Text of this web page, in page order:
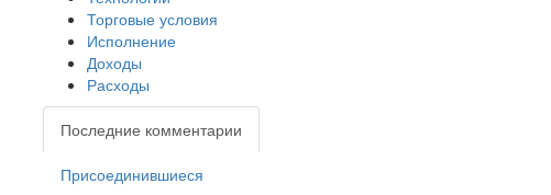
Торговые условия
Исполнение
Доходы
Расходы
Последние комментарии
Присоединившиеся